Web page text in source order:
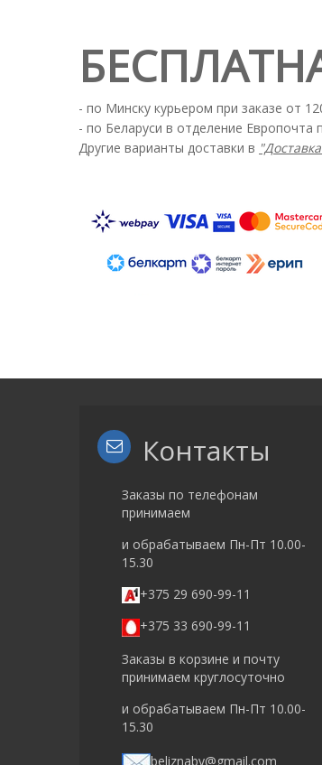
- по Минску курьером при заказе от
- по Беларуси в отделение Европочта
Другие варианты доставки в
Контакты
Заказы по телефонам
принимаем
и обрабатываем Пн-Пт 10.00-
15.30
+375 29 690-99-11
+375 33 690-99-11
Заказы в корзине и почту
принимаем круглосуточно
и обрабатываем Пн-Пт 10.00-
15.30
beliznaby@gmail.com